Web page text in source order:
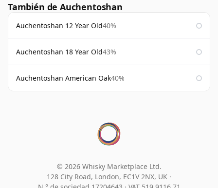
También de Auchentoshan
Auchentoshan 12 Year Old40%
Auchentoshan 18 Year Old43%
Auchentoshan American Oak40%
© 2026 Whisky Marketplace Ltd.
128 City Road, London, EC1V 2NX, UK ·